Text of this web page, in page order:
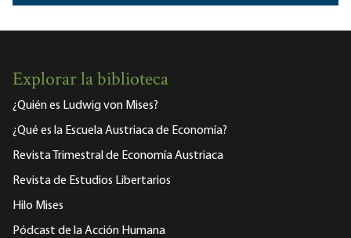
Explorar la biblioteca
¿Quién es Ludwig von Mises?
¿Qué es la Escuela Austriaca de Economía?
Revista Trimestral de Economía Austriaca
Revista de Estudios Libertarios
Hilo Mises
Pódcast de la Acción Humana